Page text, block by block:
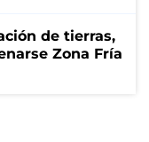
de tierras,
Zona Fría